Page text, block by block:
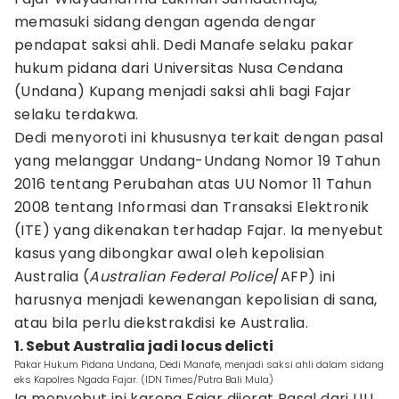
memasuki sidang dengan agenda dengar
pendapat saksi ahli. Dedi Manafe selaku pakar
hukum pidana dari Universitas Nusa Cendana
(Undana) Kupang menjadi saksi ahli bagi Fajar
selaku terdakwa.
Dedi menyoroti ini khususnya terkait dengan pasal
yang melanggar Undang-Undang Nomor 19 Tahun
2016 tentang Perubahan atas UU Nomor 11 Tahun
2008 tentang Informasi dan Transaksi Elektronik
(ITE) yang dikenakan terhadap Fajar. Ia menyebut
kasus yang dibongkar awal oleh kepolisian
Australia (Australian Federal Police/AFP) ini
harusnya menjadi kewenangan kepolisian di sana,
atau bila perlu diekstrakdisi ke Australia.
1. Sebut Australia jadi locus delicti
Pakar Hukum Pidana Undana, Dedi Manafe, menjadi saksi ahli dalam sidang
eks Kapolres Ngada Fajar. (IDN Times/Putra Bali Mula)